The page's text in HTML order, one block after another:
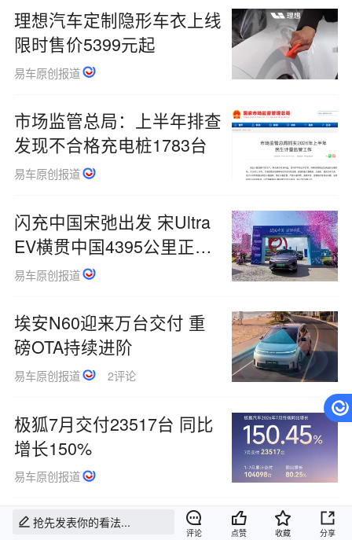
抢先发表你的看法...
评论 点赞 收藏 分享
理想汽车定制隐形车衣上线
限时售价5399元起
易车原创报道
市场监管总局：上半年排查
发现不合格充电桩1783台
易车原创报道
闪充中国宋弛出发 宋Ultra
EV横贯中国4395公里正式
启动
易车原创报道
埃安N60迎来万台交付 重
磅OTA持续进阶
易车原创报道 2评论
极狐7月交付23517台 同比
增长150%
易车原创报道
奔驰G63敞篷版伪装测试车